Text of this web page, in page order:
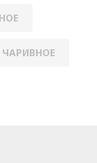
ЧАРИВНОЕ